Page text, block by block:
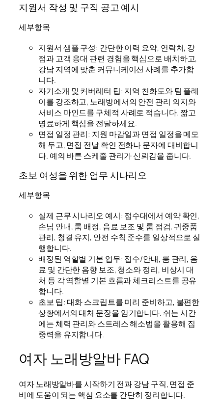
지원서 작성 및 구직 공고 예시
세부항목
지원서 샘플 구성: 간단한 이력 요약, 연락처, 강
점과 고객 응대 관련 경험을 핵심으로 배치하고,
강남 지역에 맞춘 커뮤니케이션 사례를 추가합
니다.
자기소개 및 커버레터 팁: 지역 친화도와 팀 플레
이를 강조하고, 노래방에서의 안전 관리 의지와
서비스 마인드를 구체적 사례로 적습니다. 짧고
명료하게 핵심을 전달하세요.
면접 일정 관리: 지원 마감일과 면접 일정을 메모
해 두고, 면접 전날 확인 전화나 문자에 대비합니
다. 예의 바른 스케줄 관리가 신뢰감을 줍니다.
초보 여성을 위한 업무 시나리오
세부항목
실제 근무 시나리오 예시: 접수대에서 예약 확인,
손님 안내, 룸 배정, 음료 보조 및 룸 점검, 귀중품
관리, 청결 유지, 안전 수칙 준수를 일상적으로 실
행합니다.
배정된 역할별 기본 업무: 접수/안내, 룸 관리, 음
료 및 간단한 음향 보조, 청소와 정리, 비상시 대
처 등 각 역할별 기본 흐름과 체크리스트를 공유
합니다.
초보 팁: 대화 스크립트를 미리 준비하고, 불편한
상황에서의 대처 문장을 암기합니다. 쉬는 시간
에는 체력 관리와 스트레스 해소법을 활용해 집
중력을 유지합니다.
여자 노래방알바 FAQ
여자 노래방알바를 시작하기 전과 강남 구직, 면접 준
비에 도움이 되는 핵심 요소를 간단히 정리합니다.